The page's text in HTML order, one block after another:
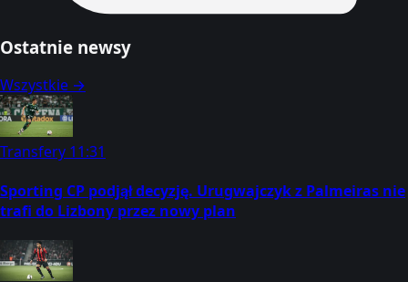
Ostatnie newsy
Wszystkie →
Transfery 11:31
Sporting CP podjął decyzję. Urugwajczyk z Palmeiras nie
trafi do Lizbony przez nowy plan